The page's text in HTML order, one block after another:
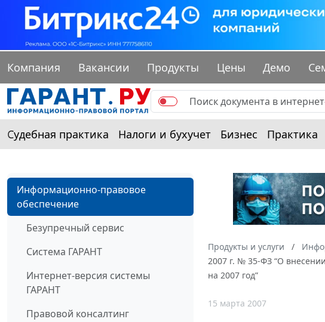
Компания Вакансии Продукты Цены Демо
Судебная практика Налоги и бухучет Бизнес Практика
Информационно-правовое
обеспечение
Безупречный сервис
Система ГАРАНТ
Интернет-версия системы
ГАРАНТ
Правовой консалтинг
Продукты и услуги
2007 г. № 35-ФЗ “О
на 2007 год”
15 марта 2007